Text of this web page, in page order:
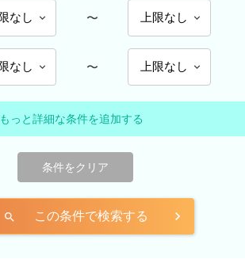
〜
〜
もっと詳細な条件を追加する
条件をクリア
search この条件で検索する